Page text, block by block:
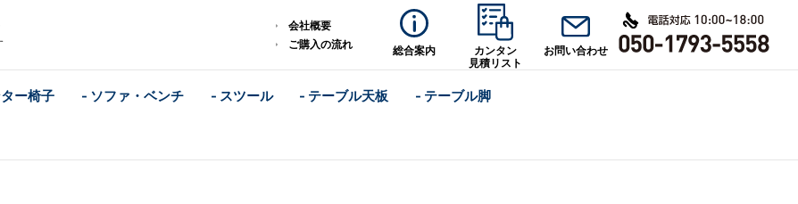
会社概要
ご購入の流れ
総合案内
カンタン
見積リスト
お問い合わせ
ー椅子 - ソファ・ベンチ - スツール - テーブル天板 - テーブル脚